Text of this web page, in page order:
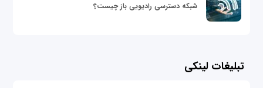
شبکه دسترسی رادیویی باز چیست؟
تبلیغات لینکی